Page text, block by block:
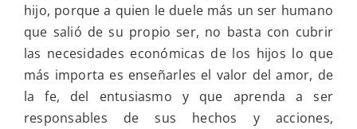
hijo, porque a quien le duele más un ser humano
que salió de su propio ser, no basta con cubrir
las necesidades económicas de los hijos lo que
más importa es enseñarles el valor del amor, de
la fe, del entusiasmo y que aprenda a ser
responsables de sus hechos y acciones,